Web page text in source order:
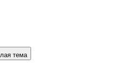
тема